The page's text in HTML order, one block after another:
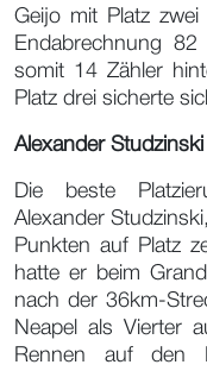
Geijo mit Platz
Endabrechnung
somit 14 Zähler
Platz drei sicherte
Alexander
Die beste
Alexander
Punkten auf Platz
hatte er beim
nach der 36km-
Neapel als Vierter
Rennen auf den